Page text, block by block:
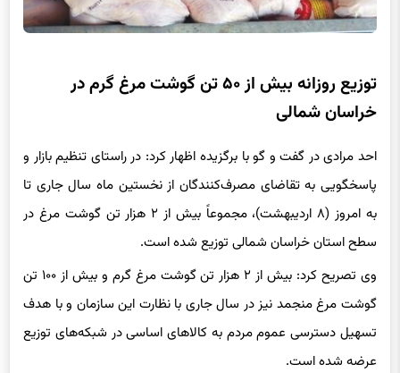
توزیع روزانه بیش از ۵۰ تن گوشت مرغ گرم در
خراسان شمالی
احد مرادی در گفت و گو با برگزیده اظهار کرد: در راستای تنظیم بازار و
پاسخگویی به تقاضای مصرف‌کنندگان از نخستین ماه سال جاری تا
به امروز (۸ اردیبهشت)، مجموعاً بیش از ۲ هزار تن گوشت مرغ در
سطح استان خراسان شمالی توزیع شده است.
وی تصریح کرد: بیش از ۲ هزار تن گوشت مرغ گرم و بیش از ۱۰۰ تن
گوشت مرغ منجمد نیز در سال جاری با نظارت این سازمان و با هدف
تسهیل دسترسی عموم مردم به کالاهای اساسی در شبکه‌های توزیع
عرضه شده است.